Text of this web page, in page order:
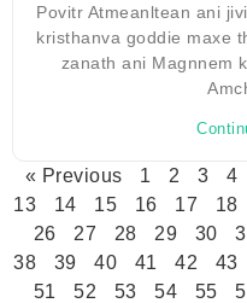
Povitr Atmeanltean ani
kristhanva goddie maxe
zanath ani Magnnem
« Previous 1 2 3 4
13
14 15 16 17 18
26
27 28 29 30
38
39 40 41 42 43
51
52 53 54 55